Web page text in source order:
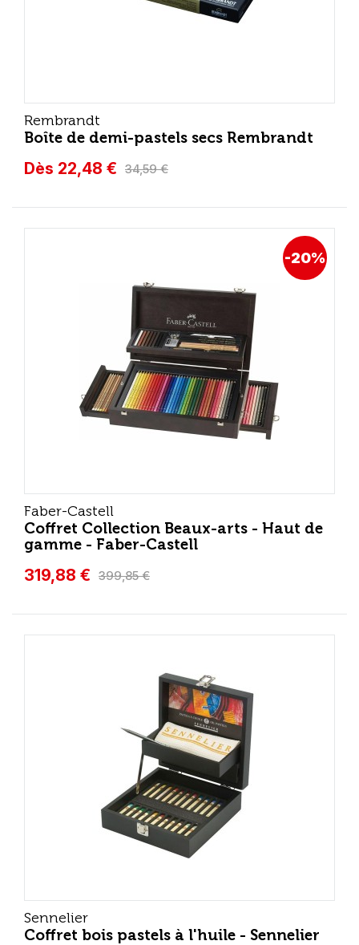
Rembrandt
Boîte de demi-pastels secs Rembrandt
Dès 22,48 € 34,59 €
Faber-Castell
Coffret Collection Beaux-arts - Haut de
gamme - Faber-Castell
319,88 € 399,85 €
-20%
Sennelier
Coffret bois pastels à l'huile - Sennelier